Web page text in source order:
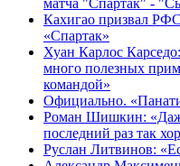
Кахигао призвал РФС
«Спартак»
Хуан Карлос
много полезных
командой»
Официально.
Роман Шишкин:
последний раз так
Руслан Литвинов: